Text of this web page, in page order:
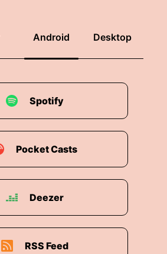
Android Desktop
Spotify
Pocket Casts
Deezer
RSS Feed